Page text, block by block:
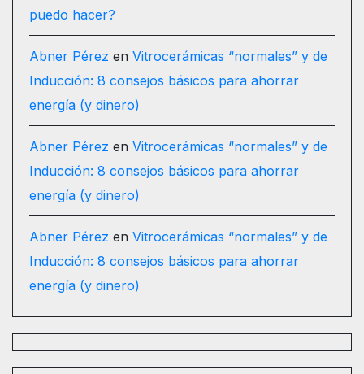
puedo hacer?
Abner Pérez en Vitrocerámicas “normales” y de
Inducción: 8 consejos básicos para ahorrar
energía (y dinero)
Abner Pérez en Vitrocerámicas “normales” y de
Inducción: 8 consejos básicos para ahorrar
energía (y dinero)
Abner Pérez en Vitrocerámicas “normales” y de
Inducción: 8 consejos básicos para ahorrar
energía (y dinero)